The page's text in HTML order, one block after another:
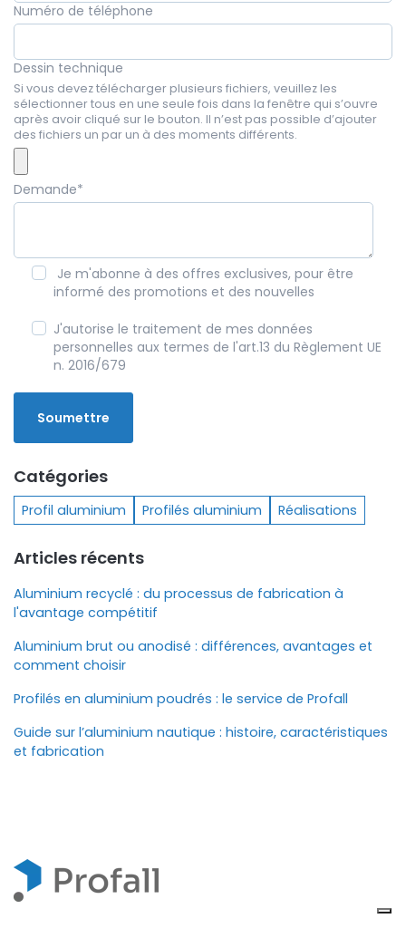
Numéro de téléphone
Dessin technique
Si vous devez télécharger plusieurs fichiers, veuillez les
sélectionner tous en une seule fois dans la fenêtre qui s’ouvre
après avoir cliqué sur le bouton. Il n’est pas possible d’ajouter
des fichiers un par un à des moments différents.
Demande*
Je m'abonne à des offres exclusives, pour être
informé des promotions et des nouvelles
J'autorise le traitement de mes données
personnelles aux termes de l'art.13 du Règlement UE
n. 2016/679
Catégories
Profil aluminium Profilés aluminium Réalisations
Articles récents
Aluminium recyclé : du processus de fabrication à
l'avantage compétitif
Aluminium brut ou anodisé : différences, avantages et
comment choisir
Profilés en aluminium poudrés : le service de Profall
Guide sur l’aluminium nautique : histoire, caractéristiques
et fabrication